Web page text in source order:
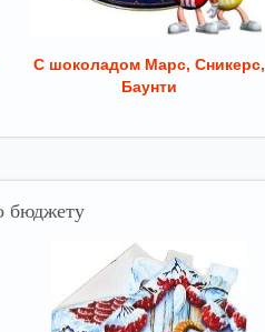
С шоколадом Марс, Сникерс,
Баунти
бюджету